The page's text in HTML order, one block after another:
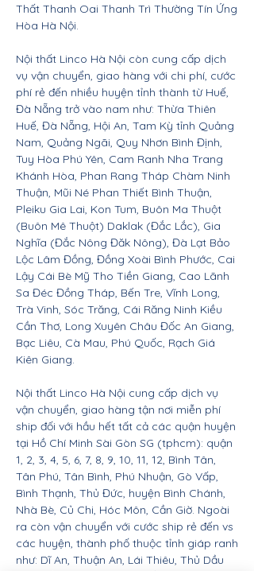
Thất Thanh Oai Thanh Trì Thường Tín Ứng
Hòa Hà Nội.
Nội thất Linco Hà Nội còn cung cấp dịch
vụ vận chuyển, giao hàng với chi phí, cước
phí rẻ đến nhiều huyện tỉnh thành từ Huế,
Đà Nẵng trở vào nam như: Thừa Thiên
Huế, Đà Nẵng, Hội An, Tam Kỳ tỉnh Quảng
Nam, Quảng Ngãi, Quy Nhơn Bình Định,
Tuy Hòa Phú Yên, Cam Ranh Nha Trang
Khánh Hòa, Phan Rang Tháp Chàm Ninh
Thuận, Mũi Né Phan Thiết Bình Thuận,
Pleiku Gia Lai, Kon Tum, Buôn Ma Thuột
(Buôn Mê Thuột) Daklak (Đắc Lắc), Gia
Nghĩa (Đắc Nông Đăk Nông), Đà Lạt Bảo
Lộc Lâm Đồng, Đồng Xoài Bình Phước, Cai
Lậy Cái Bè Mỹ Tho Tiền Giang, Cao Lãnh
Sa Đéc Đồng Tháp, Bến Tre, Vĩnh Long,
Trà Vinh, Sóc Trăng, Cái Răng Ninh Kiều
Cần Thơ, Long Xuyên Châu Đốc An Giang,
Bạc Liêu, Cà Mau, Phú Quốc, Rạch Giá
Kiên Giang.
Nội thất Linco Hà Nội cung cấp dịch vụ
vận chuyển, giao hàng tận nơi miễn phí
ship đối với hầu hết tất cả các quận huyện
tại Hồ Chí Minh Sài Gòn SG (tphcm): quận
1, 2, 3, 4, 5, 6, 7, 8, 9, 10, 11, 12, Bình Tân,
Tân Phú, Tân Bình, Phú Nhuận, Gò Vấp,
Bình Thạnh, Thủ Đức, huyện Bình Chánh,
Nhà Bè, Củ Chi, Hóc Môn, Cần Giờ. Ngoài
ra còn vận chuyển với cước ship rẻ đến vs
các huyện, thành phố thuộc tỉnh giáp ranh
như: Dĩ An, Thuận An, Lái Thiêu, Thủ Dầu